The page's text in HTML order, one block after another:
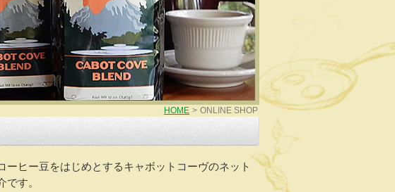
HOME > ONLINE SHOP
ーヒー豆をはじめとするキャボットコーヴのネット
です。